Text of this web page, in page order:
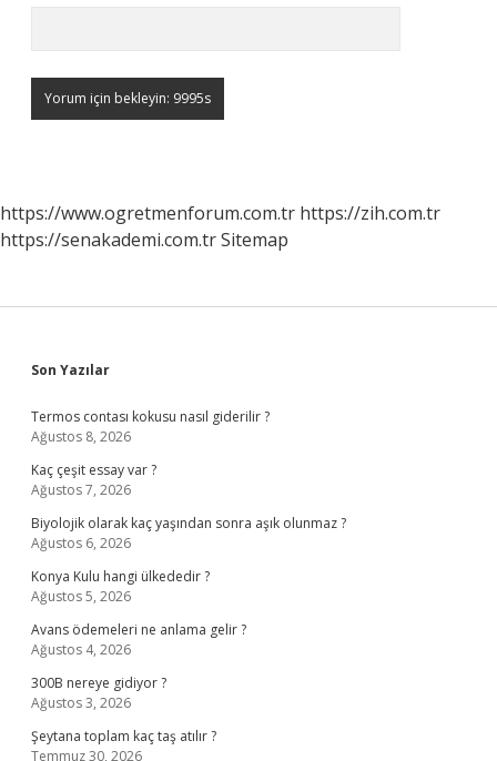
https://www.ogretmenforum.com.tr https://zih.com.tr
https://senakademi.com.trSitemap
Sidebar
Son Yazılar
Termos contası kokusu nasıl giderilir ?
Ağustos 8, 2026
Kaç çeşit essay var ?
Ağustos 7, 2026
Biyolojik olarak kaç yaşından sonra aşık olunmaz ?
Ağustos 6, 2026
Konya Kulu hangi ülkededir ?
Ağustos 5, 2026
Avans ödemeleri ne anlama gelir ?
Ağustos 4, 2026
300B nereye gidiyor ?
Ağustos 3, 2026
Şeytana toplam kaç taş atılır ?
Temmuz 30, 2026